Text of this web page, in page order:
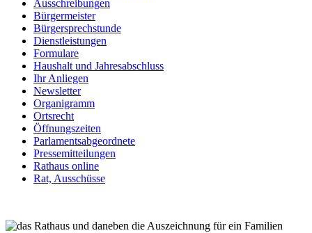
Ausschreibungen
Bürgermeister
Bürgersprechstunde
Dienstleistungen
Formulare
Haushalt und Jahresabschluss
Ihr Anliegen
Newsletter
Organigramm
Ortsrecht
Öffnungszeiten
Parlamentsabgeordnete
Pressemitteilungen
Rathaus online
Rat, Ausschüsse